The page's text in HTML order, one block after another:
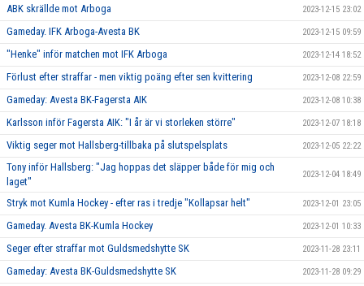
ABK skrällde mot Arboga 2023-12-15 23:02
Gameday. IFK Arboga-Avesta BK 2023-12-15 09:59
"Henke" inför matchen mot IFK Arboga 2023-12-14 18:52
Förlust efter straffar - men viktig poäng efter sen kvittering 2023-12-08 22:59
Gameday: Avesta BK-Fagersta AIK 2023-12-08 10:38
Karlsson inför Fagersta AIK: "I år är vi storleken större" 2023-12-07 18:18
Viktig seger mot Hallsberg-tillbaka på slutspelsplats 2023-12-05 22:22
Tony inför Hallsberg: "Jag hoppas det släpper både för mig och
laget"
2023-12-04 18:49
Stryk mot Kumla Hockey - efter ras i tredje "Kollapsar helt" 2023-12-01 23:05
Gameday. Avesta BK-Kumla Hockey 2023-12-01 10:33
Seger efter straffar mot Guldsmedshytte SK 2023-11-28 23:11
Gameday: Avesta BK-Guldsmedshytte SK 2023-11-28 09:29